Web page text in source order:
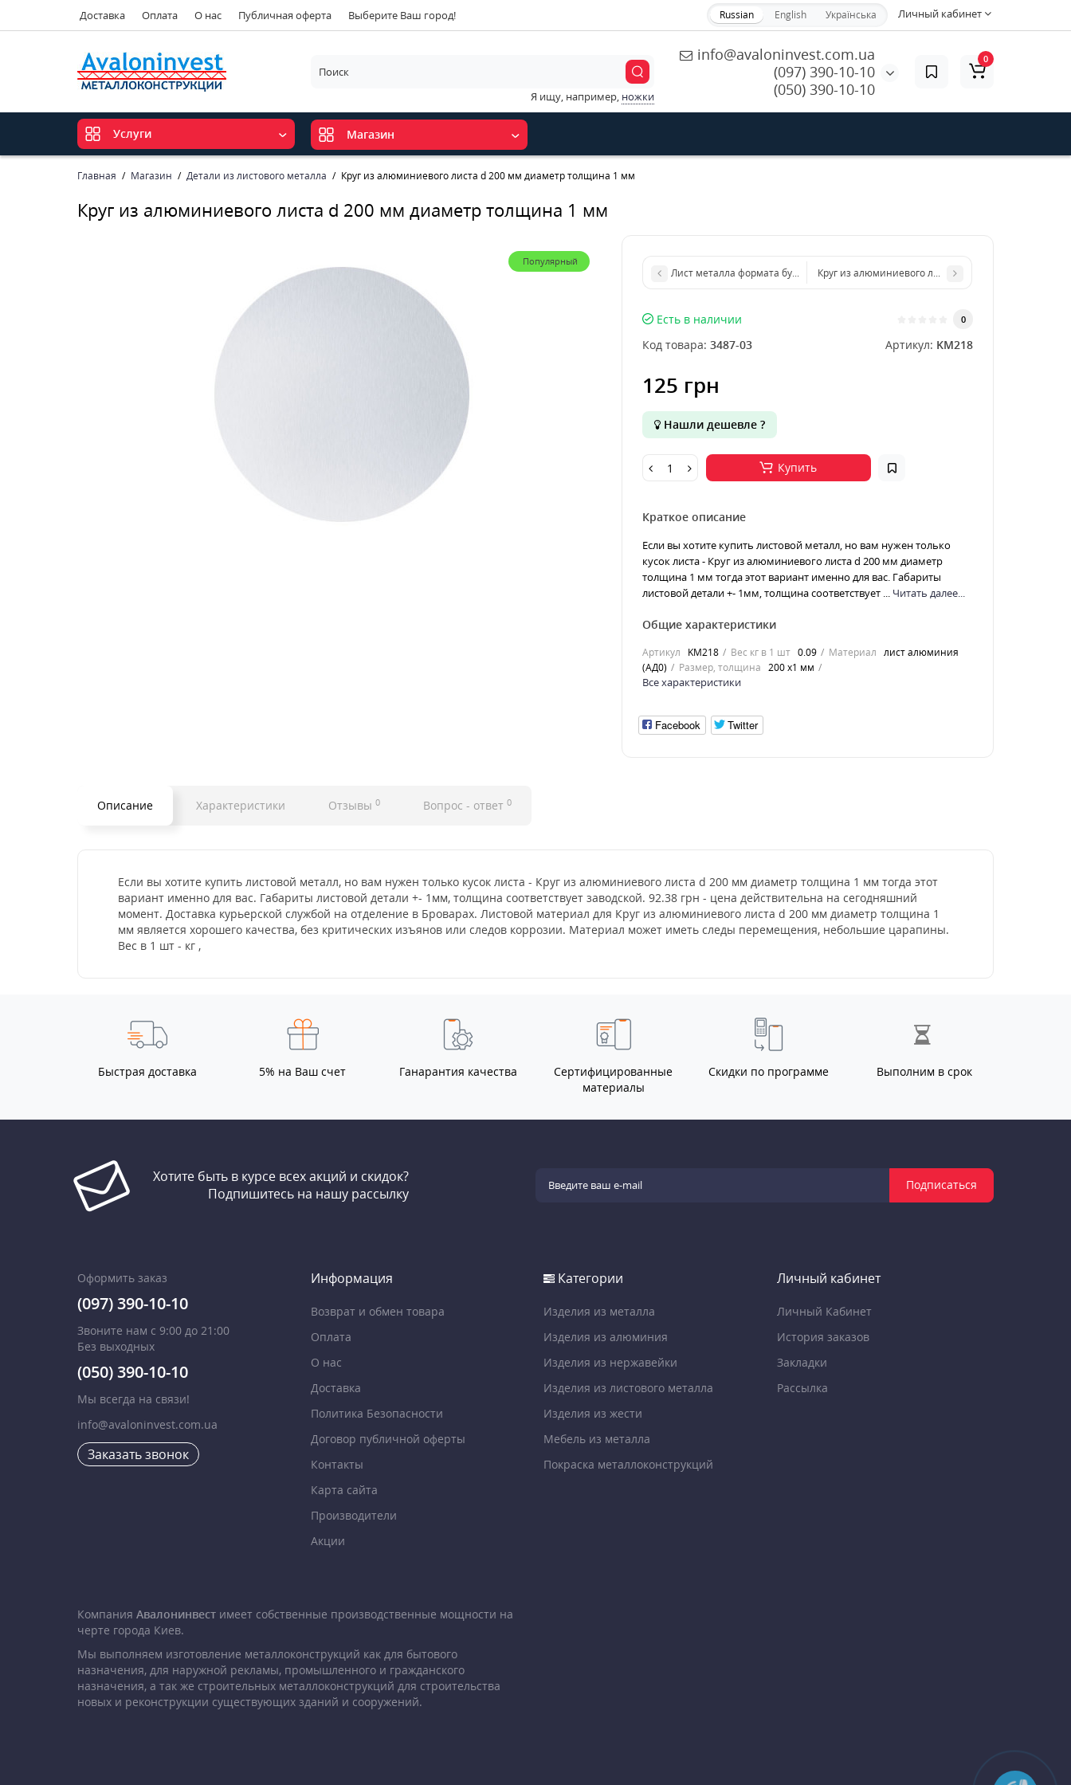
Доставка Оплата О нас Публичная оферта Выберите Ваш город! Личный кабинет
Russian English Українська
info@avaloninvest.com.ua
(097) 390-10-10
(050) 390-10-10
Я ищу, например, ножки
0
Услуги Магазин
Главная Магазин Детали из листового металла Круг из алюминиевого листа d 200 мм диаметр толщина 1 мм
Круг из алюминиевого листа d 200 мм диаметр толщина 1 мм
Популярный
Лист металла формата бумаги А5 148 х 210 мм размер толщина 8 мм
Круг из алюминиевого листа d 300 мм диаметр
Есть в наличии 0
Код товара: 3487-03 Артикул: KM218
125 грн
Нашли дешевле ?
Купить
Краткое описание
Если вы хотите купить листовой металл, но вам нужен только
кусок листа - Круг из алюминиевого листа d 200 мм диаметр
толщина 1 мм тогда этот вариант именно для вас. Габариты
листовой детали +- 1мм, толщина соответствует ... Читать далее...
Общие характеристики
Артикул KM218 Вес кг в 1 шт 0.09 Материал лист алюминия
(АД0)
Размер, толщина 200 х1 мм
Все характеристики
Facebook Twitter
Описание Характеристики Отзывы 0 Вопрос - ответ 0
Если вы хотите купить листовой металл, но вам нужен только кусок листа - Круг из алюминиевого листа d 200 мм диаметр толщина 1 мм тогда этот
вариант именно для вас. Габариты листовой детали +- 1мм, толщина соответствует заводской. 92.38 грн - цена действительна на сегодняшний
момент. Доставка курьерской службой на отделение в Броварах. Листовой материал для Круг из алюминиевого листа d 200 мм диаметр толщина 1
мм является хорошего качества, без критических изъянов или следов коррозии. Материал может иметь следы перемещения, небольшие царапины.
Вес в 1 шт - кг ,
Быстрая доставка 5% на Ваш счет Ганарантия качества
Сертифицированные
материалы
Скидки по программе Выполним в срок
Хотите быть в курсе всех акций и скидок?
Подпишитесь на нашу рассылку
Подписаться
Оформить заказ
(097) 390-10-10
Звоните нам с 9:00 до 21:00
Без выходных
(050) 390-10-10
Мы всегда на связи!
info@avaloninvest.com.ua
Заказать звонок
Информация
Возврат и обмен товара
Оплата
О нас
Доставка
Политика Безопасности
Договор публичной оферты
Контакты
Карта сайта
Производители
Акции
Категории
Изделия из металла
Изделия из алюминия
Изделия из нержавейки
Изделия из листового металла
Изделия из жести
Мебель из металла
Покраска металлоконструкций
Личный кабинет
Личный Кабинет
История заказов
Закладки
Рассылка
Компания Авалонинвест имеет собственные производственные мощности на
черте города Киев.
Мы выполняем изготовление металлоконструкций как для бытового
назначения, для наружной рекламы, промышленного и гражданского
назначения, а так же строительных металлоконструкций для строительства
новых и реконструкции существующих зданий и сооружений.